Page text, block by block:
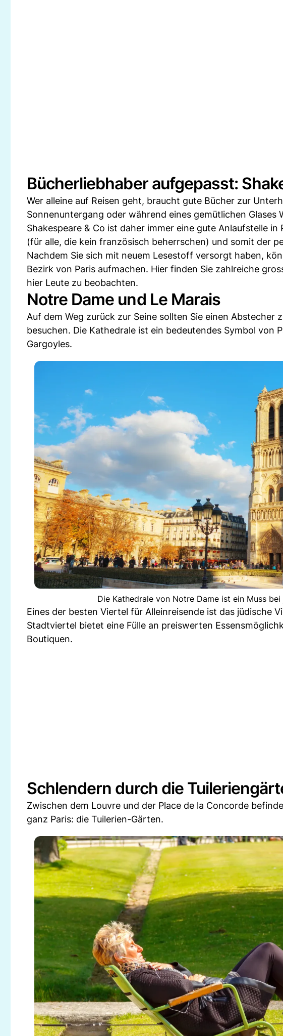
Bücherliebhaber aufgepasst:
Wer alleine auf Reisen geht, braucht gute Bücher zur
Sonnenuntergang oder während eines gemütlichen Glases
Shakespeare & Co ist daher immer eine gute Anlaufstelle
(für alle, die kein französisch beherrschen) und somit der
Nachdem Sie sich mit neuem Lesestoff versorgt haben,
Bezirk von Paris aufmachen. Hier finden Sie zahlreiche
hier Leute zu beobachten.
Notre Dame und Le Marais
Auf dem Weg zurück zur Seine sollten Sie einen Abstecher
besuchen. Die Kathedrale ist ein bedeutendes Symbol von
Gargoyles.
Die Kathedrale von Notre Dame ist ein Muss
Eines der besten Viertel für Alleinreisende ist das jüdische
Stadtviertel bietet eine Fülle an preiswerten
Boutiquen.
Schlendern durch die
Zwischen dem Louvre und der Place de la Concorde
ganz Paris: die Tuilerien-Gärten.